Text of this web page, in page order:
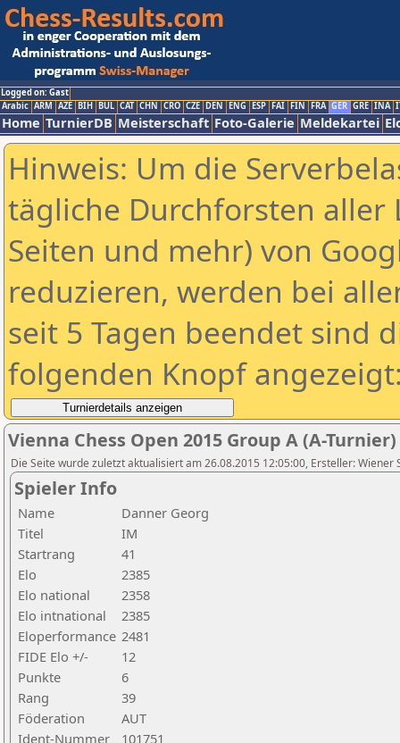
Logged on: Gast
Arabic ARM AZE BIH BUL CAT CHN CRO CZE DEN ENG ESP FAI FIN FRA GER GRE INA
Home TurnierDB Meisterschaft Foto-Galerie Meldekartei
Hinweis: Um die
tägliche Durchforsten aller
Seiten und mehr) von
reduzieren, werden bei
seit 5 Tagen beendet sind
folgenden Knopf
Vienna Chess Open 2015 Group A (A-Turnier)
Die Seite wurde zuletzt aktualisiert am 26.08.2015 12:05:00, Ersteller:
Spieler Info
Name
Danner Georg
Titel
IM
Startrang
41
Elo
2385
Elo national
2358
Elo intnational
2385
Eloperformance 2481
FIDE Elo +/-
12
Punkte
6
Rang
39
Föderation
AUT
Ident-Nummer
101751